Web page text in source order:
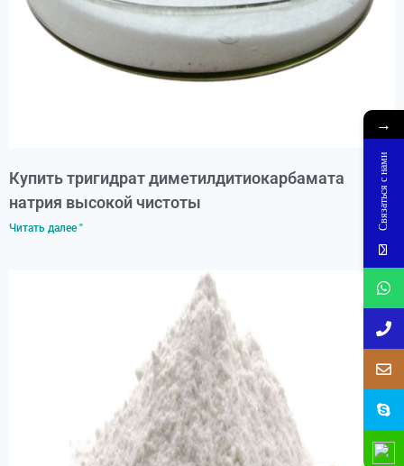
Купить тригидрат диметилдитиокарбамата
натрия высокой чистоты
Читать далее "
→
Связаться с нами